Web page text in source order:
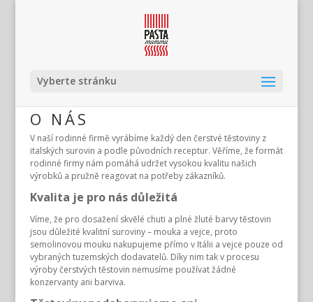
Vyberte stránku
O NÁS
V naší rodinné firmě vyrábíme každý den čerstvé těstoviny z
italských surovin a podle původních receptur. Věříme, že formát
rodinné firmy nám pomáhá udržet vysokou kvalitu našich
výrobků a pružně reagovat na potřeby zákazníků.
Kvalita je pro nás důležitá
Víme, že pro dosažení skvělé chuti a plné žluté barvy těstovin
jsou důležité kvalitní suroviny – mouka a vejce, proto
semolinovou mouku nakupujeme přímo v Itálii a vejce pouze od
vybraných tuzemských dodavatelů. Díky nim tak v procesu
výroby čerstvých těstovin nemusíme používat žádné
konzervanty ani barviva.